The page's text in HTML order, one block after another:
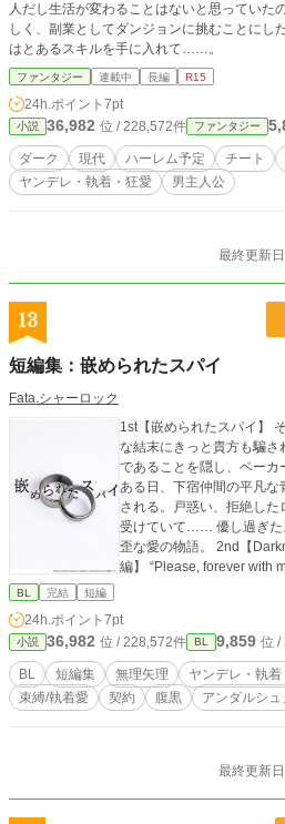
人だし生活が変わることはないと思っていたのだが。 とある事情か
しく、副業としてダンジョンに挑むことにし
はとあるスキルを手に入れて……。
ファンタジー 連載中 長編 R15
24h.ポイント 7pt
小説 36,982 位 / 228,572件 ファンタジー
ダーク 現代 ハーレム予定 チート
ヤンデレ・執着・狂愛
男主人公
最終更新
13
短編集：嵌められたスパイ
Fata.シャーロック
1st【嵌められたスパイ】
な結末にきっと貴方も騙さ
であることを隠し、ベーカ
ある日、下宿仲間の平凡な
される。戸惑い、拒絶し
受けていて…… 優し過ぎた
歪な愛の物語。 2nd【Darkness Fantasy：ハロウィン特別
編】 “Please, forever with me......” 英国では四週
めずにいる探偵シャーロッ
失意の彼を訪ねる者は今や
じ悪夢を見ていて」と願う悪魔だけ。 3rd
e Both Know】 どれほど秘
ことがある―― 殺し屋シャ
は、吊り下げられた死体
った…… 互いの素顔を探
BL 完結 短編
24h.ポイント 7pt
小説 36,982 位 / 228,572件 BL 9,859 位 /
BL 短編集 無理矢理 ヤンデレ・執着
束縛/執着愛
契約 腹黒 アンダルシ
最終更新